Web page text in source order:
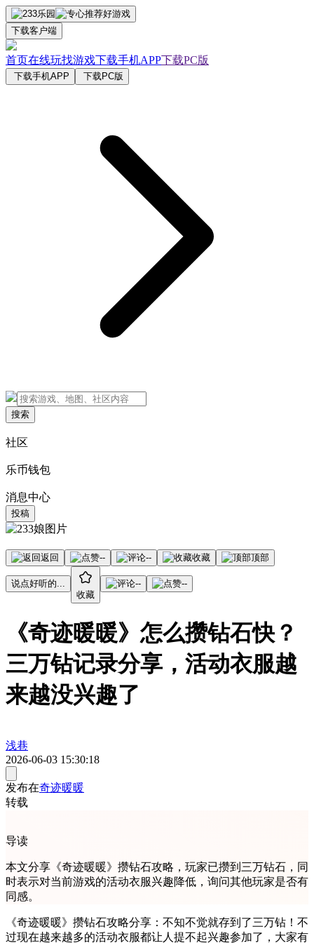
下载客户端
首页在线玩找游戏下载手机APP下载PC版
下载手机APP 下载PC版
搜索
社区
乐币钱包
消息中心
投稿
返回 -- -- 收藏 顶部
说点好听的...
收藏
-- --
《奇迹暖暖》怎么攒钻石快？
三万钻记录分享，活动衣服越
来越没兴趣了
浅巷
2026-06-03 15:30:18
发布在奇迹暖暖
转载
导读
本文分享《奇迹暖暖》攒钻石攻略，玩家已攒到三万钻石，同
时表示对当前游戏的活动衣服兴趣降低，询问其他玩家是否有
同感。
《奇迹暖暖》攒钻石攻略分享：不知不觉就存到了三万钻！不
过现在越来越多的活动衣服都让人提不起兴趣参加了，大家有